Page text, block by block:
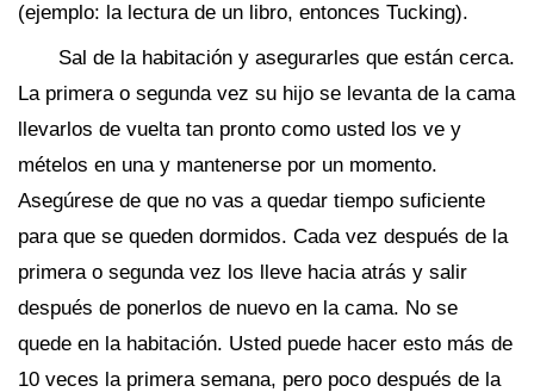
(ejemplo: la lectura de un libro, entonces Tucking).
Sal de la habitación y asegurarles que están cerca.
La primera o segunda vez su hijo se levanta de la cama
llevarlos de vuelta tan pronto como usted los ve y
mételos en una y mantenerse por un momento.
Asegúrese de que no vas a quedar tiempo suficiente
para que se queden dormidos. Cada vez después de la
primera o segunda vez los lleve hacia atrás y salir
después de ponerlos de nuevo en la cama. No se
quede en la habitación. Usted puede hacer esto más de
10 veces la primera semana, pero poco después de la